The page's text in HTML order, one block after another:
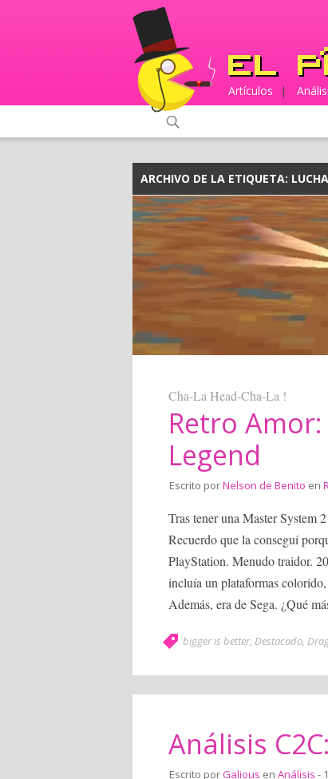
Artículos |
ARCHIVO DE LA ETIQUETA: LUCHA
Cha-La Head-Cha-La !
Retro
Legend
Escrito porNelson de Benito en
Tras tener una Master System
Recuerdo que la conseguí
PlayStation. Menudo traidor.
incluía un plataformas colorido,
Además, era de Sega. ¿Qué
bigger is better, Destacado,
Análisis
Escrito por Galious en Análisis -